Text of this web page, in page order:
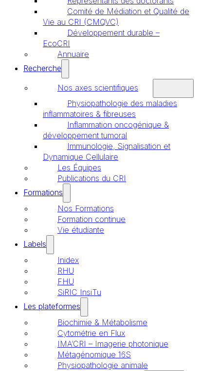
Comité de Médiation et Qualité de
Vie au CRI (CMQVC)
Développement durable –
EcoCRI
Annuaire
Recherche
Nos axes scientifiques
Physiopathologie des maladies
inflammatoires & fibreuses
Inflammation oncogénique &
développement tumoral
Immunologie, Signalisation et
Dynamique Cellulaire
Les Équipes
Publications du CRI
Formations
Nos Formations
Formation continue
Vie étudiante
Labels
Inidex
RHU
FHU
SiRIC InsiTu
Les plateformes
Biochimie & Métabolisme
Cytométrie en Flux
IMA’CRI – Imagerie photonique
Métagénomique 16S
Physiopathologie animale